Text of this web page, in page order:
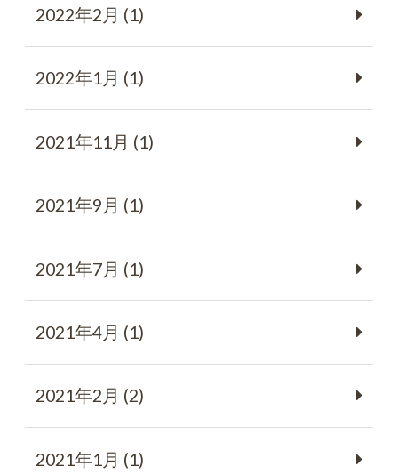
2022年2月 (1)
2022年1月 (1)
2021年11月 (1)
2021年9月 (1)
2021年7月 (1)
2021年4月 (1)
2021年2月 (2)
2021年1月 (1)